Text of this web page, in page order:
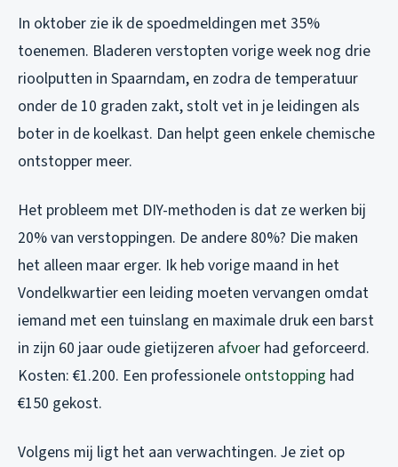
In oktober zie ik de spoedmeldingen met 35%
toenemen. Bladeren verstopten vorige week nog drie
rioolputten in Spaarndam, en zodra de temperatuur
onder de 10 graden zakt, stolt vet in je leidingen als
boter in de koelkast. Dan helpt geen enkele chemische
ontstopper meer.
Het probleem met DIY-methoden is dat ze werken bij
20% van verstoppingen. De andere 80%? Die maken
het alleen maar erger. Ik heb vorige maand in het
Vondelkwartier een leiding moeten vervangen omdat
iemand met een tuinslang en maximale druk een barst
in zijn 60 jaar oude gietijzeren afvoer had geforceerd.
Kosten: €1.200. Een professionele ontstopping had
€150 gekost.
Volgens mij ligt het aan verwachtingen. Je ziet op